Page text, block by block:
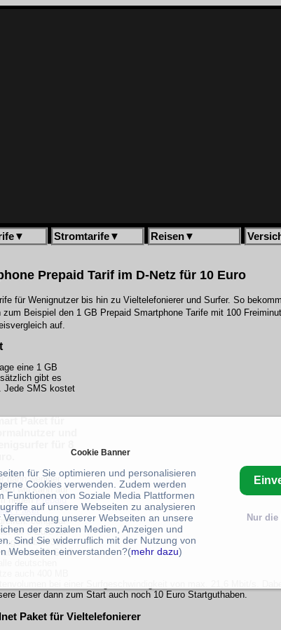
▼ Stromtarife▼ Reisen▼
Prepaid Tarif im D-Netz für 10 Euro
für Wenignutzer bis hin zu Vieltelefonierer und Surfer. So
Beispiel den 1 GB Prepaid Smartphone Tarife mit 100
auf.
eine 1 GB
gibt es
Jede SMS kostet
Paket für
dann weniger
will kann auf
neuenPrepaid
Paket
congstar
für 8 Euro für
neben 300
und 50 SMS
Leser dann zum Start auch noch 10 Euro Startguthaben.
Paket für Vieltelefonierer
Cookie Banner
für Sie optimieren und personalisieren
Cookies verwenden. Zudem werden
Funktionen von Soziale Media Plattformen
auf unsere Webseiten zu analysieren
unserer Webseiten an unsere
der sozialen Medien, Anzeigen und
Sind Sie widerruflich mit der Nutzung von
Webseiten einverstanden?(mehr dazu)
Nur die